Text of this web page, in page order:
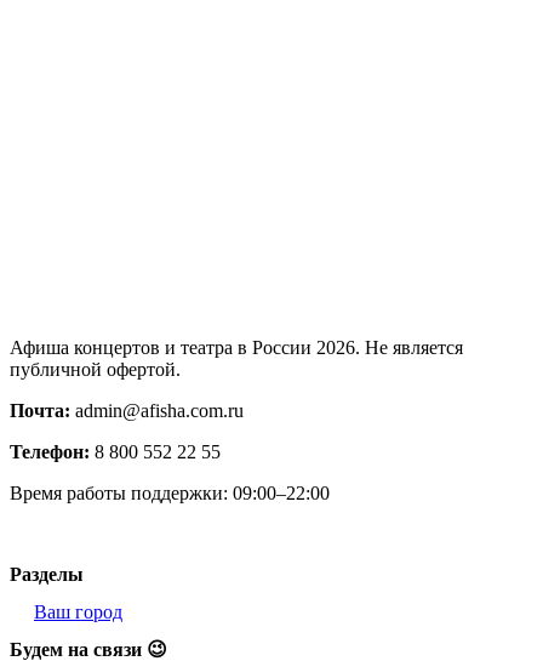
Афиша концертов и театра в России 2026. Не является
публичной офертой.
Почта: admin@afisha.com.ru
Телефон: 8 800 552 22 55
Время работы поддержки: 09:00–22:00
Разделы
Ваш город
Будем на связи 😉